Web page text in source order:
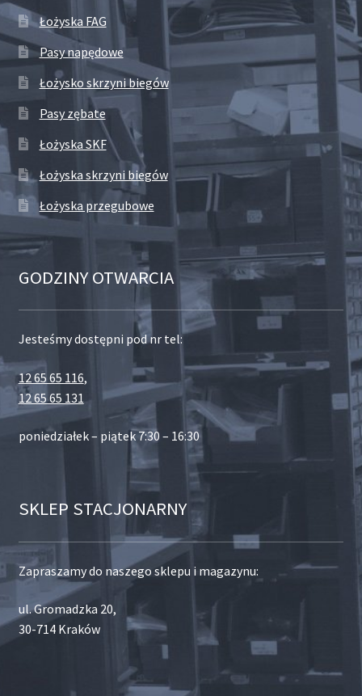
Łożyska FAG
Pasy napędowe
Łożysko skrzyni biegów
Pasy zębate
Łożyska SKF
Łożyska skrzyni biegów
Łożyska przegubowe
GODZINY OTWARCIA
Jesteśmy dostępni pod nr tel:
12 65 65 116,
12 65 65 131
poniedziałek – piątek 7:30 – 16:30
SKLEP STACJONARNY
Zapraszamy do naszego sklepu i magazynu:
ul. Gromadzka 20,
30-714 Kraków